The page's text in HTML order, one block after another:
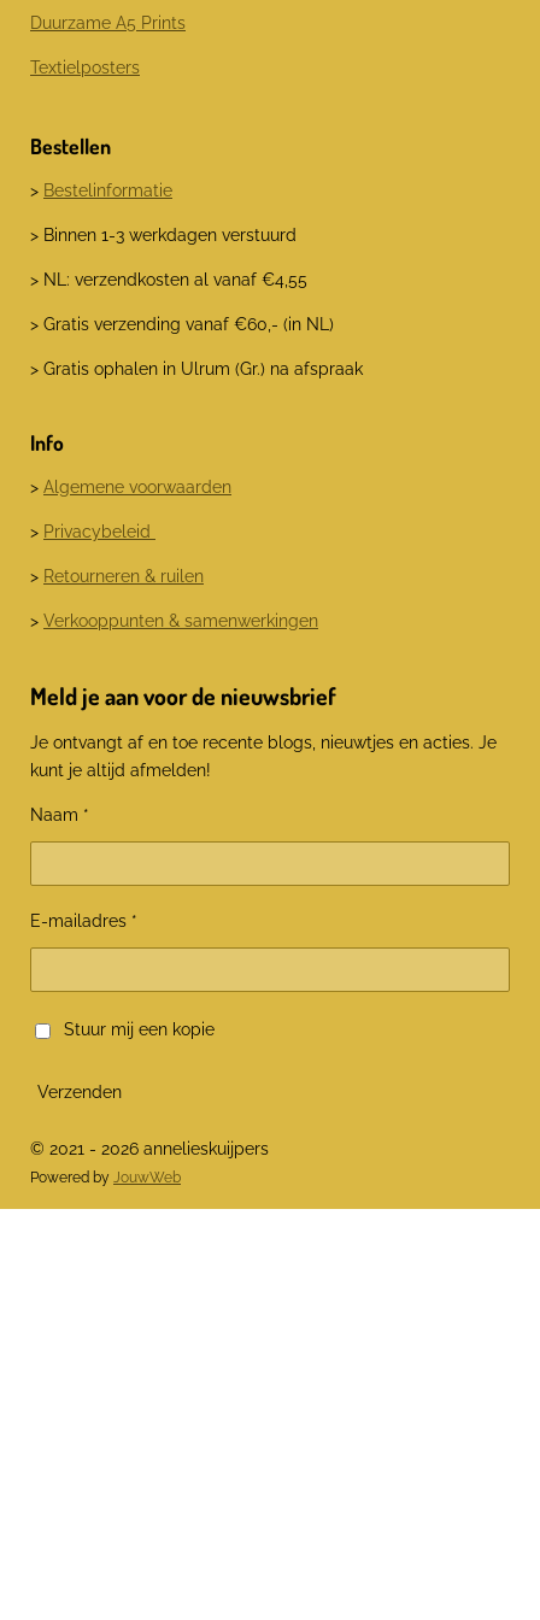
Duurzame A5 Prints
Textielposters
Bestellen
> Bestelinformatie
> Binnen 1-3 werkdagen verstuurd
> NL: verzendkosten al vanaf €4,55
> Gratis verzending vanaf €60,- (in NL)
> Gratis ophalen in Ulrum (Gr.) na afspraak
Info
> Algemene voorwaarden
> Privacybeleid
> Retourneren & ruilen
> Verkooppunten & samenwerkingen
Meld je aan voor de nieuwsbrief
Je ontvangt af en toe recente blogs, nieuwtjes en acties. Je
kunt je altijd afmelden!
Naam *
E-mailadres *
Stuur mij een kopie
Verzenden
© 2021 - 2026 annelieskuijpers
Powered by JouwWeb